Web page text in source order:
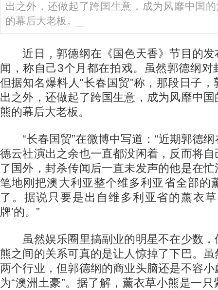
出之外，还做起了跨国生意，成为风靡中国
的幕后大老板。_
近日，郭德纲在《国色天香》节目的发
闻，称自己3个月都在拍戏。虽然郭德纲对
但据知名爆料人“长春国贸”称，那段日子
出之外，还做起了跨国生意，成为风靡中
熊的幕后大老板。
“长春国贸”在微博中写道：“近期郭德纲
德云社演出之余也一直都没闲着，反而将
了国外，封杀传闻后一直未发声的他是在
笔地刚把澳大利亚整个维多利亚省全部的
了。据说只要是出自维多利亚省的薰衣
牌’的。”
虽然娱乐圈里搞副业的明星不在少数，
熊之间的关系可真的是让人惊掉了下巴。
两个行业，但郭德纲的商业头脑还是不容
为“澳洲土豪”。据了解，薰衣草小熊是一